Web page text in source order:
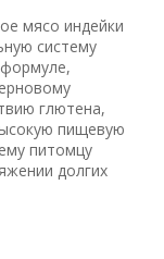
мясо индейки
систему
глютена,
пищевую
питомцу
долгих